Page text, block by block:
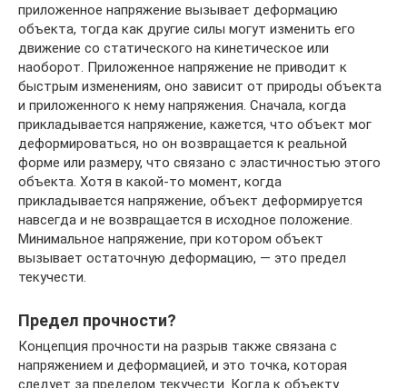
приложенное напряжение вызывает деформацию
объекта, тогда как другие силы могут изменить его
движение со статического на кинетическое или
наоборот. Приложенное напряжение не приводит к
быстрым изменениям, оно зависит от природы объекта
и приложенного к нему напряжения. Сначала, когда
прикладывается напряжение, кажется, что объект мог
деформироваться, но он возвращается к реальной
форме или размеру, что связано с эластичностью этого
объекта. Хотя в какой-то момент, когда
прикладывается напряжение, объект деформируется
навсегда и не возвращается в исходное положение.
Минимальное напряжение, при котором объект
вызывает остаточную деформацию, — это предел
текучести.
Предел прочности?
Концепция прочности на разрыв также связана с
напряжением и деформацией, и это точка, которая
следует за пределом текучести. Когда к объекту